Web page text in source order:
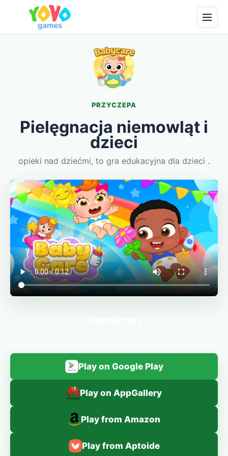
PRZYCZEPA
Pielęgnacja niemowląt i
dzieci
opieki nad dziećmi, to gra edukacyjna dla dzieci .
Play on Google Play
Play on AppGallery
Play from Amazon
Play from Aptoide